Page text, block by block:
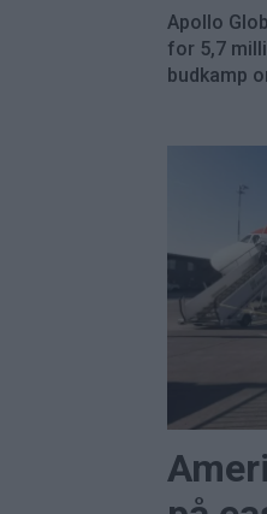
Apollo
for 5,7
budkamp